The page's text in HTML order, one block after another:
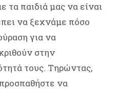
τα παιδιά μας να είναι
να ξεχνάμε πόσο
για να
στην
τους. Τηρώντας,
προσπαθήστε να